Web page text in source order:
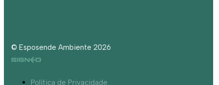
© Esposende Ambiente 2026
Política de Privacidade